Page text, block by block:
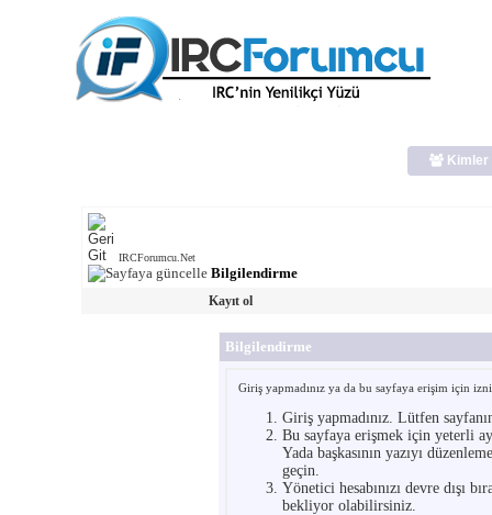
Kimler
IRCForumcu.Net
Bilgilendirme
Kayıt ol
Bilgilendirme
Giriş yapmadınız ya da bu sayfaya erişim için
Giriş yapmadınız. Lütfen
Bu sayfaya erişmek için yeterli
Yada başkasının yazıyı
geçin.
Yönetici hesabınızı devre dışı
bekliyor olabilirsiniz.